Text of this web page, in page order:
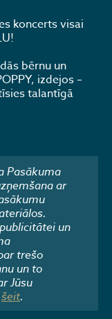
koncerts visai
bērnu un
izdejos –
talantīgā
Pasākuma
ar
un
trešo
un to
Jūsu
šeit.